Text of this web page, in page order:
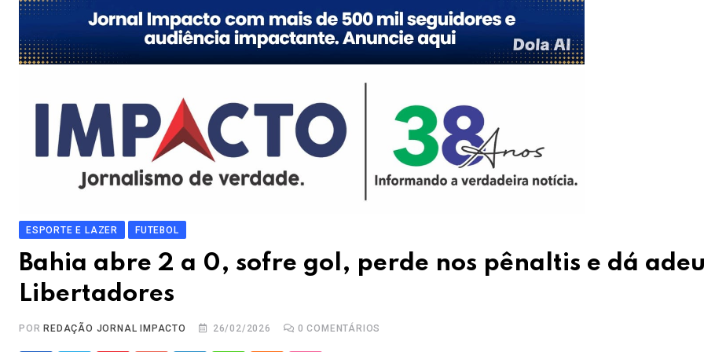
ESPORTE E LAZER FUTEBOL
Bahia abre 2 a 0, sofre gol, perde nos pênaltis e dá
Libertadores
POR REDAÇÃO JORNAL IMPACTO 26/02/2026 0 COMENTÁRIOS